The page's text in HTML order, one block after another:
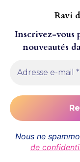
commandes
Ravi
Inscrivez-vous
nouveautés
Nous ne
de
© 2026 Presses